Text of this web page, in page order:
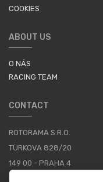
COOKIES
ABOUT US
O NÁS
RACING TEAM
CONTACT
ROTORAMA S.R.O.
TÜRKOVA 828/20
149 00 - PRAHA 4